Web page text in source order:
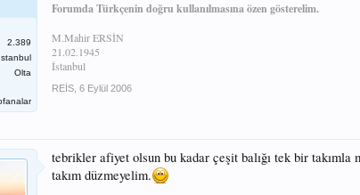
2.389
İstanbul
Olta
Forumda Türkçenin doğru kullanılmasına özen gösterelim.
M.Mahir ERSİN
21.02.1945
İstanbul
REİS 6 Eylül 2006
tebrikler afiyet olsun bu kadar çeşit balığı tek bir takımla
takım düzmeyelim.